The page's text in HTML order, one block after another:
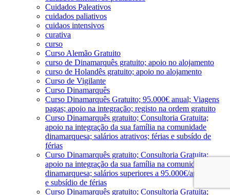
Cuidados Paleativos
cuidados paliativos
cuidaos intensivos
curativa
curso
Curso Alemão Gratuito
curso de Dinamarquês gratuito; apoio no alojamento
curso de Holandês gratuito; apoio no alojamento
Curso de Vigilante
Curso Dinamarquês
Curso Dinamarquês Gratuito; 95.000€ anual; Viagens
pagas; apoio na integração; registo na ordem gratuito
Curso Dinamarquês gratuito; Consultoria Gratuita;
apoio na integração da sua família na comunidade
dinamarquesa; salários atrativos; férias e subsído de
férias
Curso Dinamarquês gratuito; Consultoria Gratuita;
apoio na integração da sua família na comunidade
dinamarquesa; salários superiores a 95.000€/ano; férias
e subsídio de férias
Curso Dinamarquês gratuito; Consultoria Gratuita;